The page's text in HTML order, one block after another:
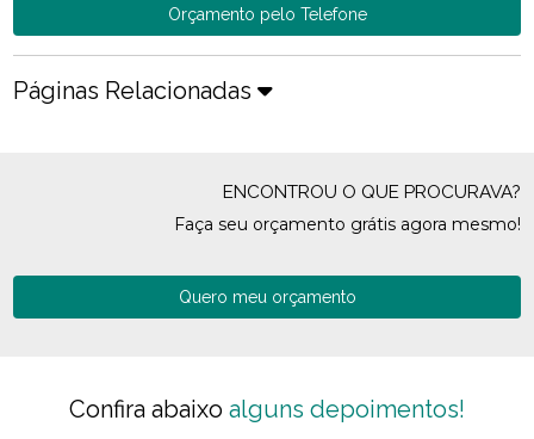
Orçamento pelo Telefone
Páginas Relacionadas
ENCONTROU O QUE PROCURAVA?
Faça seu orçamento grátis agora mesmo!
Quero meu orçamento
Confira abaixo alguns depoimentos!